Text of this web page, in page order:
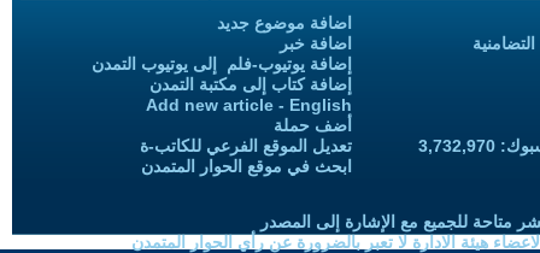
اضافة موضوع جديد
اضافة خبر
إضافة يوتيوب-فلم إلى يوتيوب التمدن
إضافة كتاب إلى مكتبة التمدن
Add new article - English
أضف حملة
تعديل الموقع الفرعي للكاتب-ة
ابحث في موقع الحوار المتمدن
متاحة للجميع مع الإشارة إلى المصدر
هيئة الادارة لا تعبر بالضرورة عن رأي الحوار المتمدن